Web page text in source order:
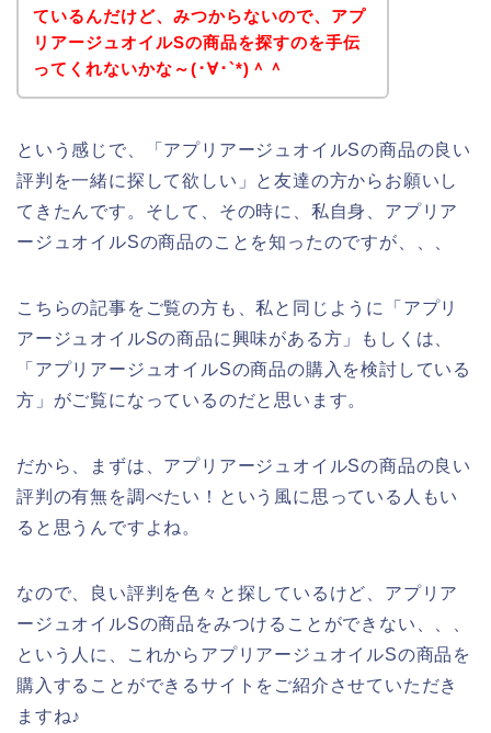
ているんだけど、みつからないので、アプ
リアージュオイルSの商品を探すのを手伝
ってくれないかな～(･∀･`*)＾＾
という感じで、「アプリアージュオイルSの商品の良い
評判を一緒に探して欲しい」と友達の方からお願いし
てきたんです。そして、その時に、私自身、アプリア
ージュオイルSの商品のことを知ったのですが、、、
こちらの記事をご覧の方も、私と同じように「アプリ
アージュオイルSの商品に興味がある方」もしくは、
「アプリアージュオイルSの商品の購入を検討している
方」がご覧になっているのだと思います。
だから、まずは、アプリアージュオイルSの商品の良い
評判の有無を調べたい！という風に思っている人もい
ると思うんですよね。
なので、良い評判を色々と探しているけど、アプリア
ージュオイルSの商品をみつけることができない、、、
という人に、これからアプリアージュオイルSの商品を
購入することができるサイトをご紹介させていただき
ますね♪